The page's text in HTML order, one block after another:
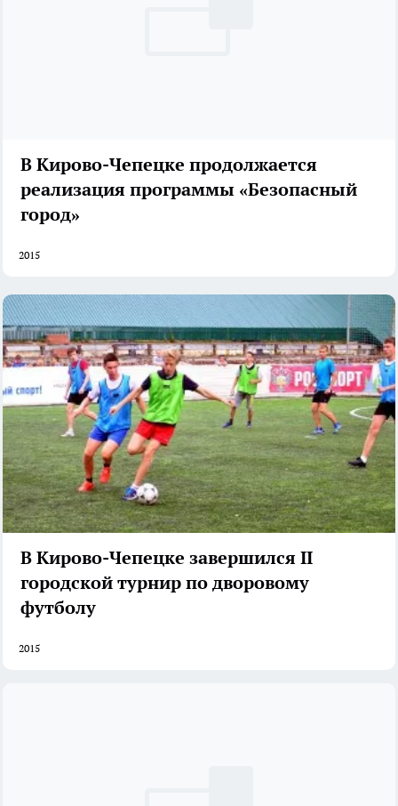
В Кирово-Чепецке продолжается
реализация программы «Безопасный
город»
2015
В Кирово-Чепецке завершился II
городской турнир по дворовому
футболу
2015